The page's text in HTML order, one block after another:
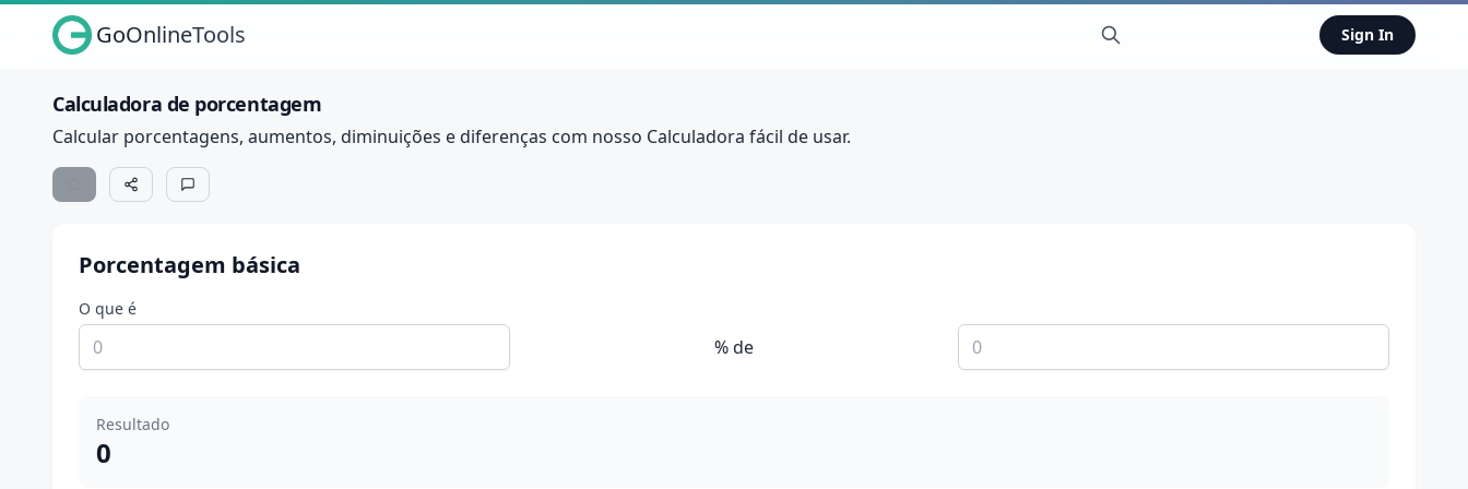
GoOnlineTools Sign In
Calculadora de porcentagem
Calcular porcentagens, aumentos, diminuições e diferenças com nosso Calculadora fácil de usar.
Porcentagem básica
O que é
% de
Resultado
0